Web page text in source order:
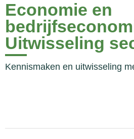
Economie en
Uitwisseling
Kennismaken en uitwisseling